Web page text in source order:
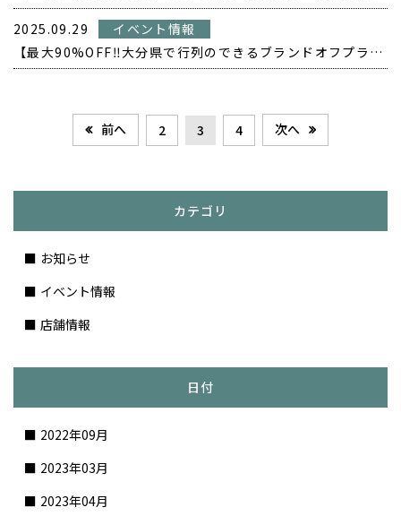
2025.09.29
イベント情報
【最大90%OFF‼️大分県で行列のできるブランドオフプライス POPUP開催❗️】
前へ 2 3 4 次へ
カテゴリ
お知らせ
イベント情報
店舗情報
日付
2022年09月
2023年03月
2023年04月